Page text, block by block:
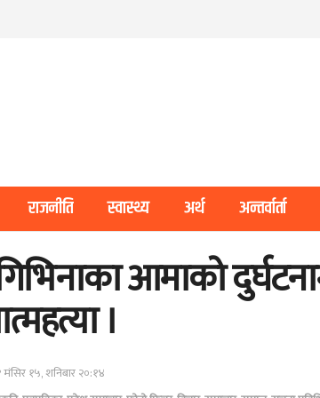
राजनीति स्वास्थ्य अर्थ अन्तर्वार्ता
आमाको
।
मंसिर १५, शनिबार २०:१४